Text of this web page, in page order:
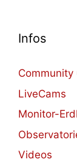
Infos
LiveCams
Monitor-
Videos